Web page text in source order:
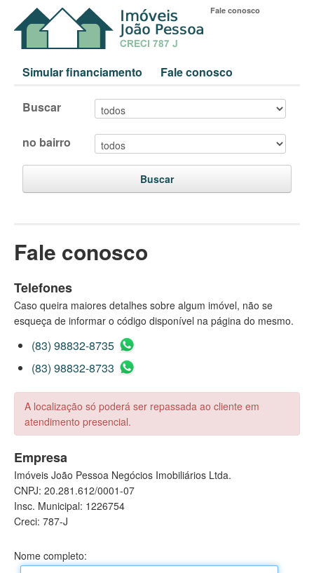
Fale conosco
Simular financiamento Fale conosco
Buscar
no bairro
Buscar
Fale conosco
Telefones
Caso queira maiores detalhes sobre algum imóvel, não se
esqueça de informar o código disponível na página do mesmo.
(83) 98832-8735
(83) 98832-8733
A localização só poderá ser repassada ao cliente em
atendimento presencial.
Empresa
Imóveis João Pessoa Negócios Imobiliários Ltda.
CNPJ: 20.281.612/0001-07
Insc. Municipal: 1226754
Creci: 787-J
Nome completo: